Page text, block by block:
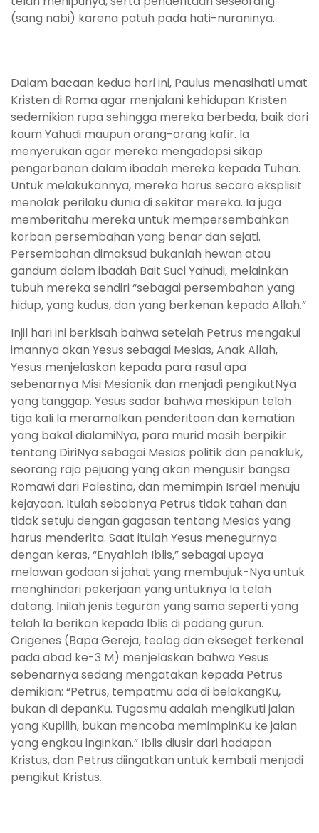
(sang nabi) karena patuh pada hati-nuraninya.
Dalam bacaan kedua hari ini, Paulus menasihati umat
Kristen di Roma agar menjalani kehidupan Kristen
sedemikian rupa sehingga mereka berbeda, baik dari
kaum Yahudi maupun orang-orang kafir. Ia
menyerukan agar mereka mengadopsi sikap
pengorbanan dalam ibadah mereka kepada Tuhan.
Untuk melakukannya, mereka harus secara eksplisit
menolak perilaku dunia di sekitar mereka. Ia juga
memberitahu mereka untuk mempersembahkan
korban persembahan yang benar dan sejati.
Persembahan dimaksud bukanlah hewan atau
gandum dalam ibadah Bait Suci Yahudi, melainkan
tubuh mereka sendiri “sebagai persembahan yang
hidup, yang kudus, dan yang berkenan kepada Allah.”
Injil hari ini berkisah bahwa setelah Petrus mengakui
imannya akan Yesus sebagai Mesias, Anak Allah,
Yesus menjelaskan kepada para rasul apa
sebenarnya Misi Mesianik dan menjadi pengikutNya
yang tanggap. Yesus sadar bahwa meskipun telah
tiga kali Ia meramalkan penderitaan dan kematian
yang bakal dialamiNya, para murid masih berpikir
tentang DiriNya sebagai Mesias politik dan penakluk,
seorang raja pejuang yang akan mengusir bangsa
Romawi dari Palestina, dan memimpin Israel menuju
kejayaan. Itulah sebabnya Petrus tidak tahan dan
tidak setuju dengan gagasan tentang Mesias yang
harus menderita. Saat itulah Yesus menegurnya
dengan keras, “Enyahlah Iblis,” sebagai upaya
melawan godaan si jahat yang membujuk-Nya untuk
menghindari pekerjaan yang untuknya Ia telah
datang. Inilah jenis teguran yang sama seperti yang
telah Ia berikan kepada Iblis di padang gurun.
Origenes (Bapa Gereja, teolog dan ekseget terkenal
pada abad ke-3 M) menjelaskan bahwa Yesus
sebenarnya sedang mengatakan kepada Petrus
demikian: “Petrus, tempatmu ada di belakangKu,
bukan di depanKu. Tugasmu adalah mengikuti jalan
yang Kupilih, bukan mencoba memimpinKu ke jalan
yang engkau inginkan.” Iblis diusir dari hadapan
Kristus, dan Petrus diingatkan untuk kembali menjadi
pengikut Kristus.